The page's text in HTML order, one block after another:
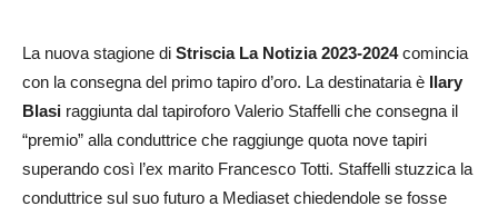
La nuova stagione di Striscia La Notizia 2023-2024comincia
con la consegna del primo tapiro d’oro. La destinataria è
Ilary
Blasi raggiunta dal tapiroforo Valerio Staffelli che consegna il
“premio” alla conduttrice che raggiunge quota nove tapiri
superando così l’ex marito Francesco Totti. Staffelli stuzzica la
conduttrice sul suo futuro a Mediaset chiedendole se fosse